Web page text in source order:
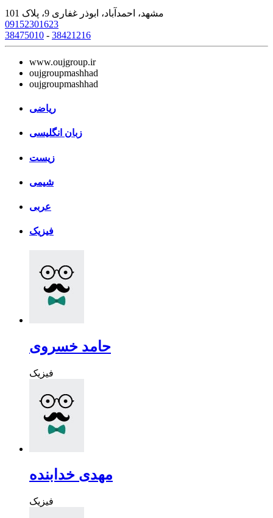
مشهد، احمدآباد، ابوذر غفاری 9، پلاک 101
09152301623
38475010 - 38421216
www.oujgroup.ir
oujgroupmashhad
oujgroupmashhad
ریاضی
زبان انگلیسی
زیست
شیمی
عربی
فیزیک
حامد خسروی
فیزیک
مهدی خدابنده
فیزیک